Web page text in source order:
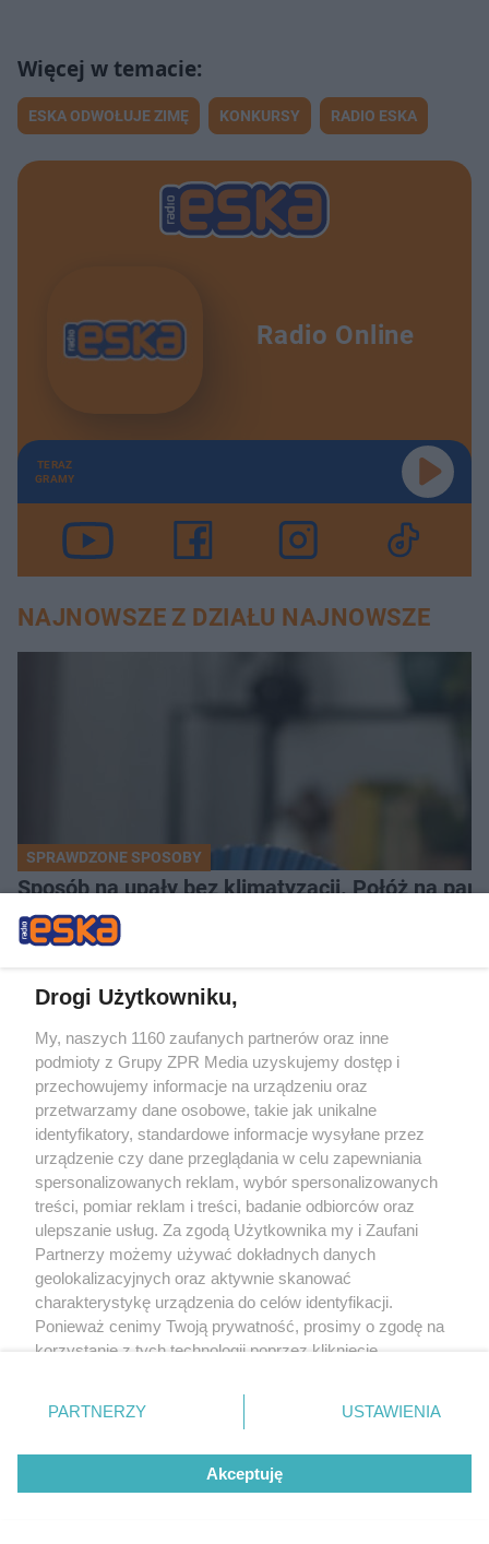
ESKA ODWOŁUJE ZIMĘ KONKURSY RADIO ESKA
Radio Online
TERAZ
GRAMY
NAJNOWSZE Z DZIAŁU NAJNOWSZE
SPRAWDZONE SPOSOBY
Sposób na upały bez klimatyzacji. Połóż na
SPORTOWE EMOCJE
Transpłciowa zawodniczka podbija parkiety.
Drogi Użytkowniku,
My, naszych 1160 zaufanych partnerów oraz inne
podmioty z Grupy ZPR Media uzyskujemy dostęp i
przechowujemy informacje na urządzeniu oraz
przetwarzamy dane osobowe, takie jak unikalne
identyfikatory, standardowe informacje wysyłane przez
urządzenie czy dane przeglądania w celu zapewniania
spersonalizowanych reklam, wybór spersonalizowanych
treści, pomiar reklam i treści, badanie odbiorców oraz
ulepszanie usług. Za zgodą Użytkownika my i Zaufani
Partnerzy możemy używać dokładnych danych
geolokalizacyjnych oraz aktywnie skanować
charakterystykę urządzenia do celów identyfikacji.
Ponieważ cenimy Twoją prywatność, prosimy o zgodę na
korzystanie z tych technologii poprzez kliknięcie
zmienić/wycofać klikając przycisk ustawień prywatności
znajdujący się w lewym dolnym rogu strony
rodzaje przetwarzania danych nie wymagają zgody
użytkownika, ale masz prawo sprzeciwić się takiemu
przetwarzaniu. Preferencje będą miały zastosowanie tylko
PARTNERZY USTAWIENIA
Akceptuję